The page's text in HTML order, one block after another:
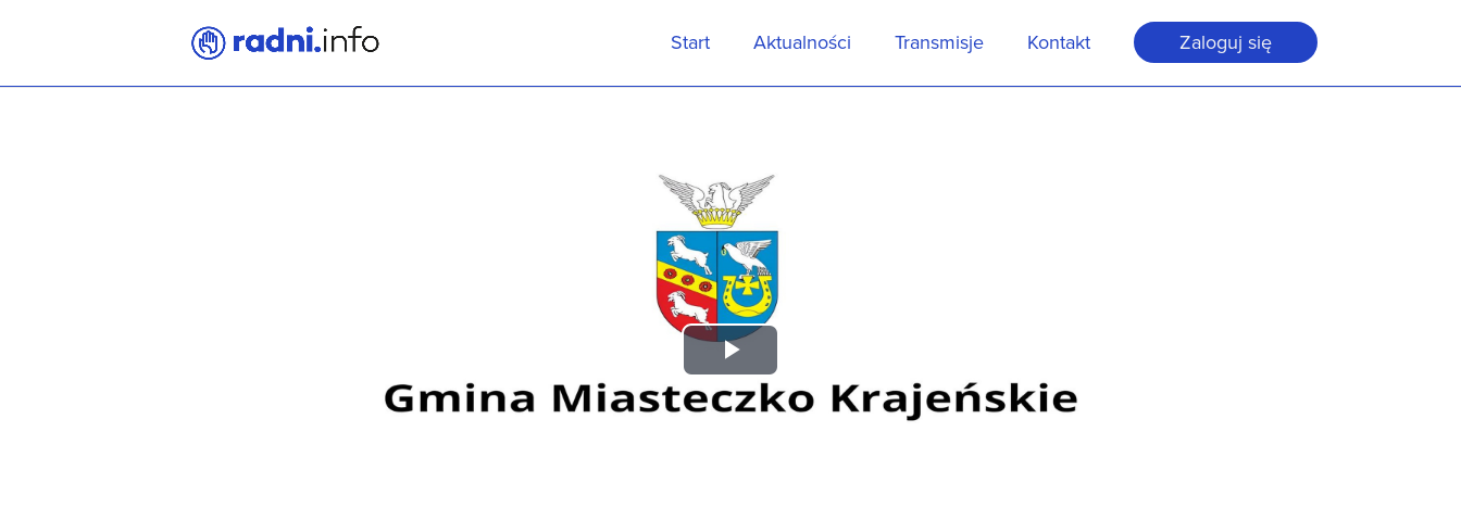
Start Aktualności Transmisje Kontakt Zaloguj się
Play
Video